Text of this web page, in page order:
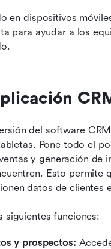
en dispositivos
para ayudar a los
del software
Pone todo el
y generación
Esto permite
datos de clientes
siguientes funciones:
y prospectos: